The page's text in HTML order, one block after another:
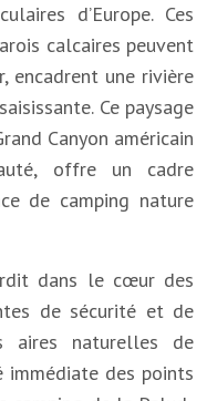
d’Europe. Ces
calcaires peuvent
encadrent une rivière
Ce paysage
Canyon américain
offre un cadre
de camping nature
dans le cœur des
de sécurité et de
aires naturelles de
des points